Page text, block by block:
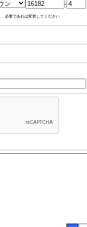
-
必要であれば変更してください